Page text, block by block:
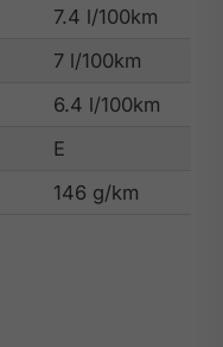
7.4 l/100km
7 l/100km
6.4 l/100km
E
146 g/km